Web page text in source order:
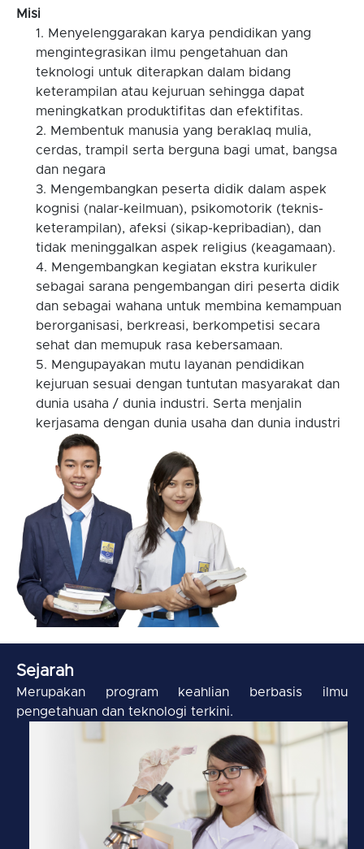
Misi
Menyelenggarakan karya pendidikan yang
mengintegrasikan ilmu pengetahuan dan
teknologi untuk diterapkan dalam bidang
keterampilan atau kejuruan sehingga dapat
meningkatkan produktifitas dan efektifitas.
Membentuk manusia yang beraklaq mulia,
cerdas, trampil serta berguna bagi umat, bangsa
dan negara
Mengembangkan peserta didik dalam aspek
kognisi (nalar-keilmuan), psikomotorik (teknis-
keterampilan), afeksi (sikap-kepribadian), dan
tidak meninggalkan aspek religius (keagamaan).
Mengembangkan kegiatan ekstra kurikuler
sebagai sarana pengembangan diri peserta didik
dan sebagai wahana untuk membina kemampuan
berorganisasi, berkreasi, berkompetisi secara
sehat dan memupuk rasa kebersamaan.
Mengupayakan mutu layanan pendidikan
kejuruan sesuai dengan tuntutan masyarakat dan
dunia usaha / dunia industri. Serta menjalin
kerjasama dengan dunia usaha dan dunia industri
Sejarah
Merupakan program keahlian berbasis ilmu
pengetahuan dan teknologi terkini.